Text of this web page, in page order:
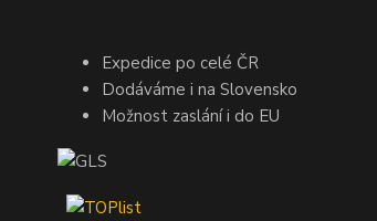
Expedice po celé ČR
Dodáváme i na Slovensko
Možnost zaslání i do EU